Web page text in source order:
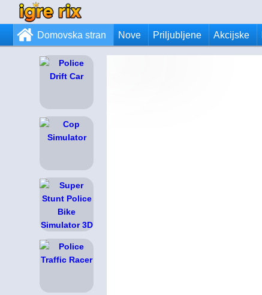
Domovska stran Nove Priljubljene Akcijske